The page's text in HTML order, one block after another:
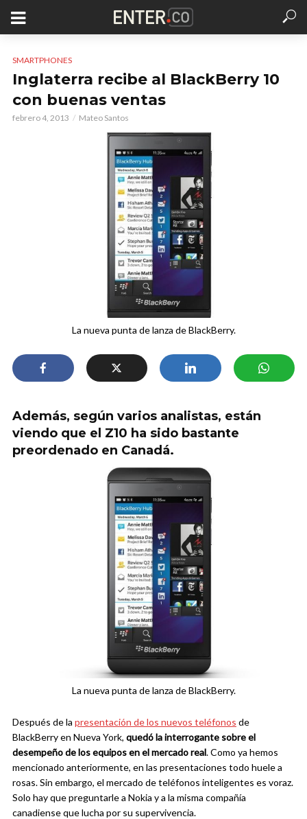
SMARTPHONES
Inglaterra recibe al BlackBerry 10
con buenas ventas
febrero 4, 2013 Mateo Santos
La nueva punta de lanza de BlackBerry.
Además, según varios analistas, están
viendo que el Z10 ha sido bastante
preordenado en Canadá.
La nueva punta de lanza de BlackBerry.
Después de la presentación de los nuevos teléfonos de
BlackBerry en Nueva York, quedó la interrogante sobre el
desempeño de los equipos en el mercado real. Como ya hemos
mencionado anteriormente, en las presentaciones todo huele a
rosas. Sin embargo, el mercado de teléfonos inteligentes es voraz.
Solo hay que preguntarle a Nokia y a la misma compañía
canadiense que lucha por su supervivencia.